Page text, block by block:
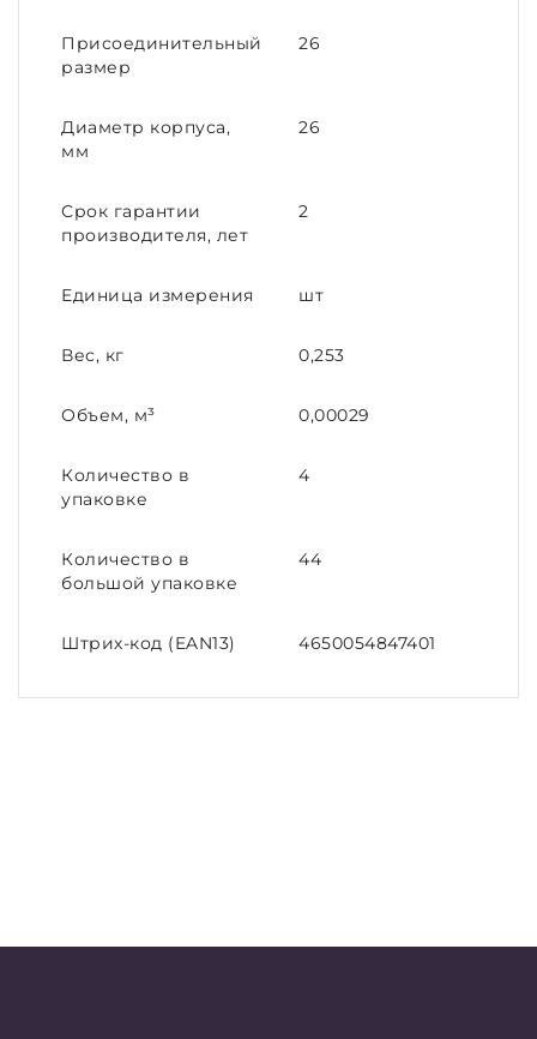
Присоединительный
размер
26
Диаметр корпуса,
мм
26
Срок гарантии
производителя, лет
2
Единица измерения шт
Вес, кг 0,253
Объем, м³ 0,00029
Количество в
упаковке
4
Количество в
большой упаковке
44
Штрих-код (EAN13) 4650054847401